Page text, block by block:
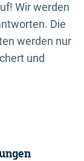
Wir werden
Die
werden nur
und